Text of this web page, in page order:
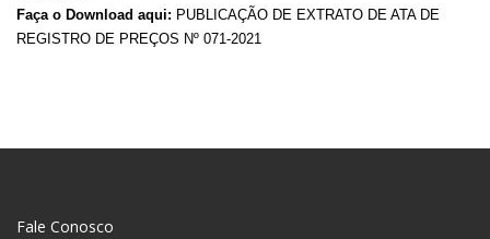
Faça o Download aqui: PUBLICAÇÃO DE EXTRATO DE ATA DE
REGISTRO DE PREÇOS Nº 071-2021
Fale Conosco